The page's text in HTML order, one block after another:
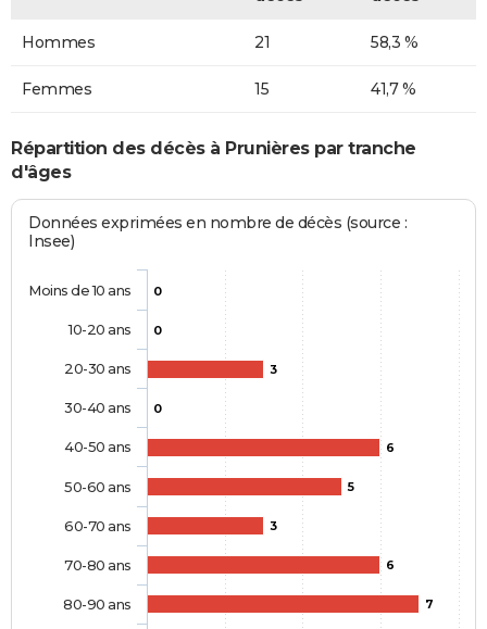
Hommes 21 58,3 %
Femmes 15 41,7 %
Répartition des décès à Prunières par tranche
d'âges
Données exprimées en nombre de décès (source :
Insee)
0
0
3
0
6
5
3
6
7
Moins de 10 ans
10-20 ans
20-30 ans
30-40 ans
40-50 ans
50-60 ans
60-70 ans
70-80 ans
80-90 ans